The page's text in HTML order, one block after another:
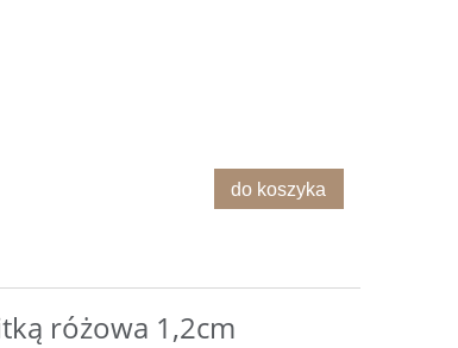
do koszyka
różowa 1,2cm